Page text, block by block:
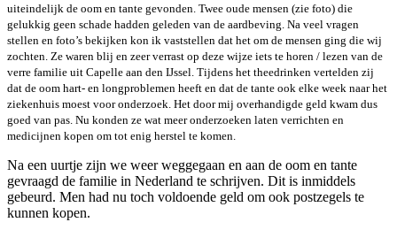
uiteindelijk de oom en tante gevonden. Twee oude mensen (zie foto) die
gelukkig geen schade hadden geleden van de aardbeving. Na veel vragen
stellen en foto’s bekijken kon ik vaststellen dat het om de mensen ging die wij
zochten. Ze waren blij en zeer verrast op deze wijze iets te horen / lezen van de
verre familie uit Capelle aan den IJssel. Tijdens het theedrinken vertelden zij
dat de oom hart- en longproblemen heeft en dat de tante ook elke week naar het
ziekenhuis moest voor onderzoek. Het door mij overhandigde geld kwam dus
goed van pas. Nu konden ze wat meer onderzoeken laten verrichten en
medicijnen kopen om tot enig herstel te komen.
Na een uurtje zijn we weer weggegaan en aan de oom en tante
gevraagd de familie in Nederland te schrijven. Dit is inmiddels
gebeurd. Men had nu toch voldoende geld om ook postzegels te
kunnen kopen.